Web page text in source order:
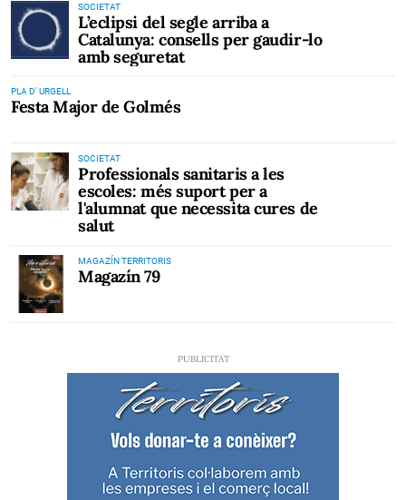
SOCIETAT
L’eclipsi del segle arriba a
Catalunya: consells per gaudir-lo
amb seguretat
PLA D' URGELL
Festa Major de Golmés
SOCIETAT
Professionals sanitaris a les
escoles: més suport per a
l'alumnat que necessita cures de
salut
MAGAZÍN TERRITORIS
Magazín 79